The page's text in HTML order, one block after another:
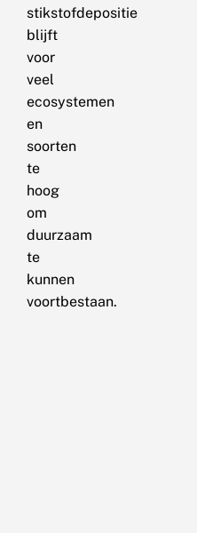
stikstofdepositie
blijft
voor
veel
ecosystemen
en
soorten
te
hoog
om
duurzaam
te
kunnen
voortbestaan.